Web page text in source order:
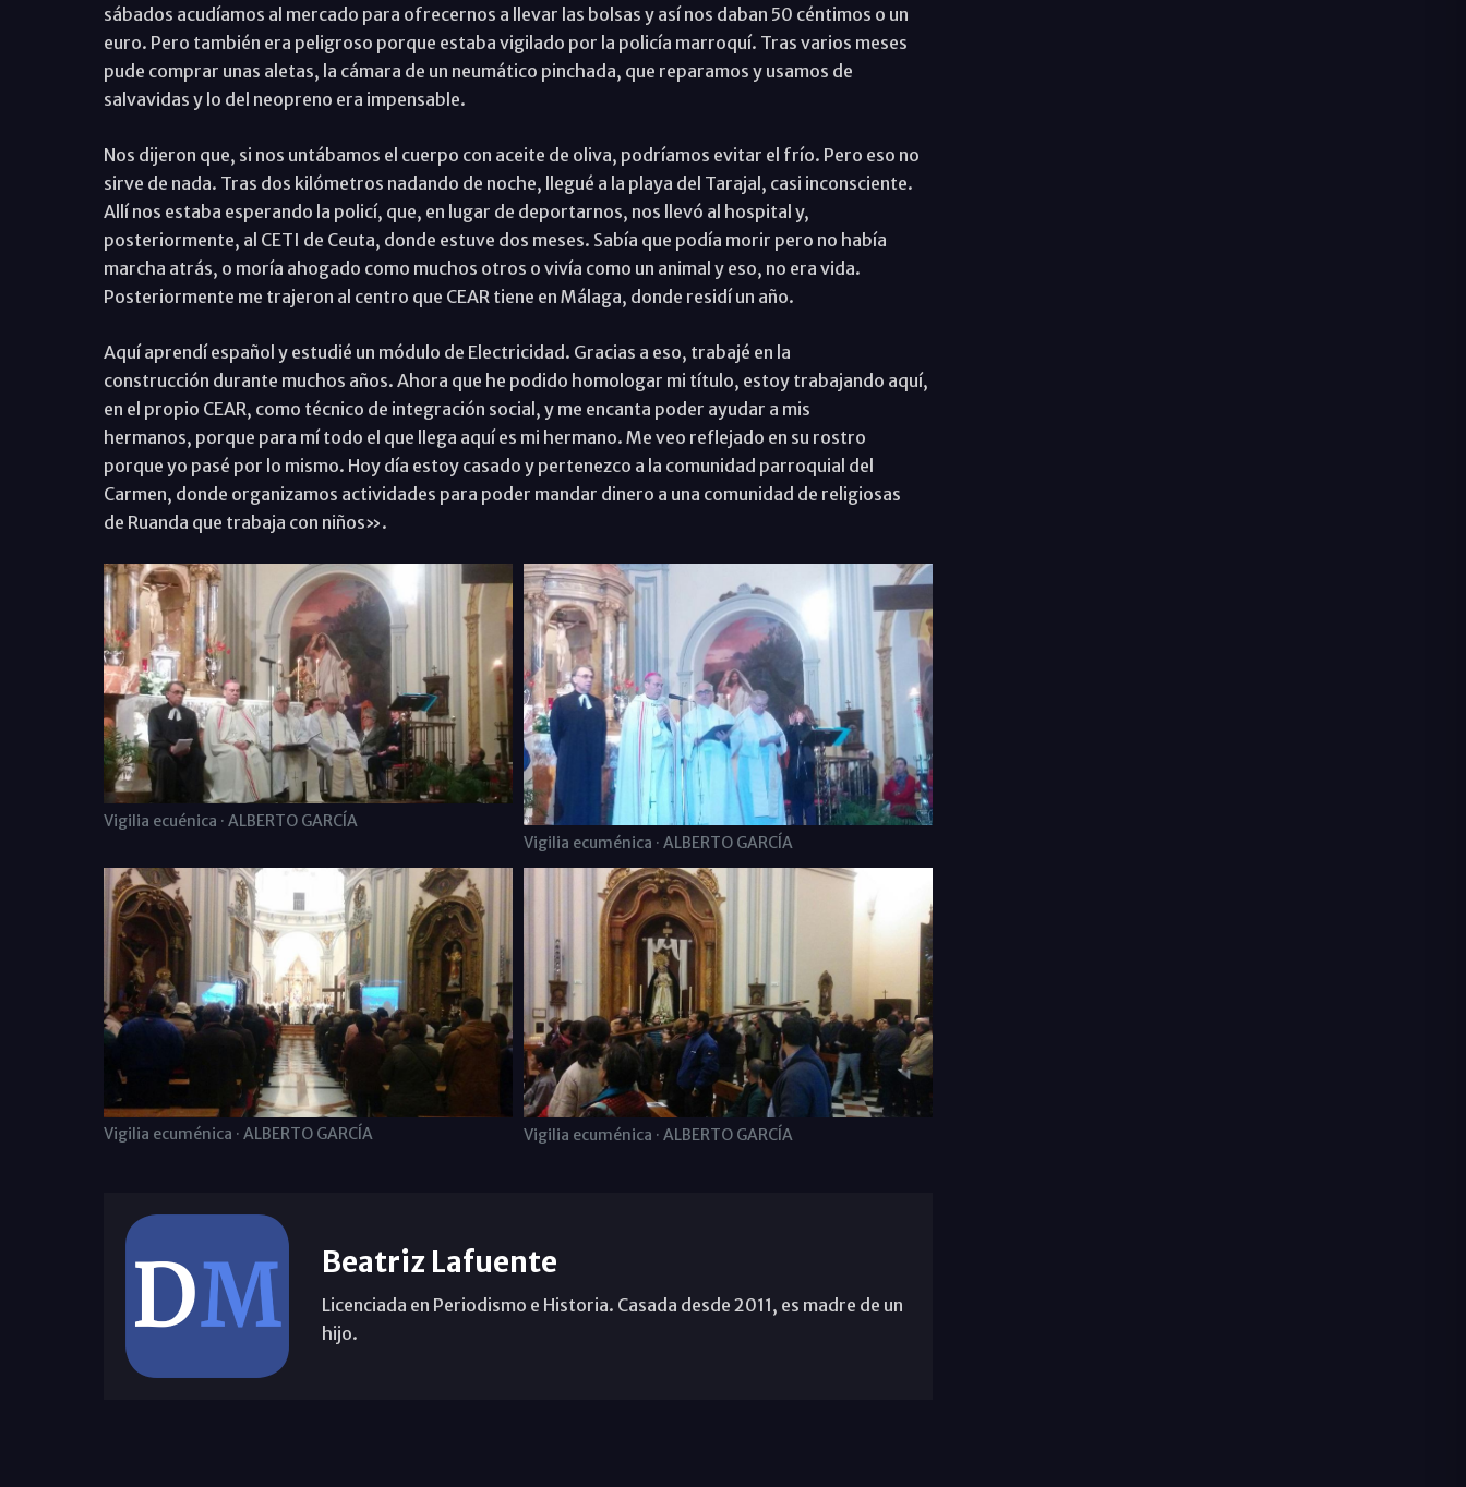
sábados acudíamos al mercado para ofrecernos a llevar las bolsas y así nos daban 50 céntimos o un
euro. Pero también era peligroso porque estaba vigilado por la policía marroquí. Tras varios meses
pude comprar unas aletas, la cámara de un neumático pinchada, que reparamos y usamos de
salvavidas y lo del neopreno era impensable.
Nos dijeron que, si nos untábamos el cuerpo con aceite de oliva, podríamos evitar el frío. Pero eso no
sirve de nada. Tras dos kilómetros nadando de noche, llegué a la playa del Tarajal, casi inconsciente.
Allí nos estaba esperando la policí, que, en lugar de deportarnos, nos llevó al hospital y,
posteriormente, al CETI de Ceuta, donde estuve dos meses. Sabía que podía morir pero no había
marcha atrás, o moría ahogado como muchos otros o vivía como un animal y eso, no era vida.
Posteriormente me trajeron al centro que CEAR tiene en Málaga, donde residí un año.
Aquí aprendí español y estudié un módulo de Electricidad. Gracias a eso, trabajé en la
construcción durante muchos años. Ahora que he podido homologar mi título, estoy trabajando aquí,
en el propio CEAR, como técnico de integración social, y me encanta poder ayudar a mis
hermanos, porque para mí todo el que llega aquí es mi hermano. Me veo reflejado en su rostro
porque yo pasé por lo mismo. Hoy día estoy casado y pertenezco a la comunidad parroquial del
Carmen, donde organizamos actividades para poder mandar dinero a una comunidad de religiosas
de Ruanda que trabaja con niños».
Vigilia ecuénica · ALBERTO GARCÍA
Vigilia ecuménica · ALBERTO GARCÍA
Vigilia ecuménica · ALBERTO GARCÍA Vigilia ecuménica · ALBERTO GARCÍA
Beatriz Lafuente
Licenciada en Periodismo e Historia. Casada desde 2011, es madre de un
hijo.